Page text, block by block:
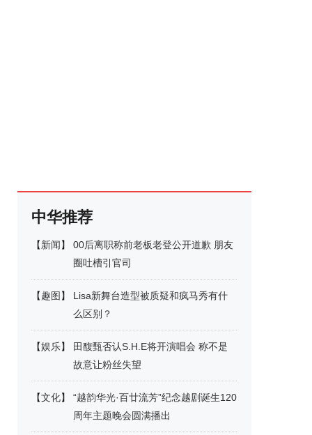
中华推荐
【新闻】
00后离职称前老板老登公开道歉 朋友
圈吐槽引官司
【趣图 】
Lisa新舞台造型被质疑和疯马秀有什
么区别？
【娱乐】
田馥甄否认S.H.E将开演唱会 称不是
故意让粉丝失望
【文化】
“越韵华光·百廿流芳”纪念越剧诞生120
周年主题晚会圆满播出